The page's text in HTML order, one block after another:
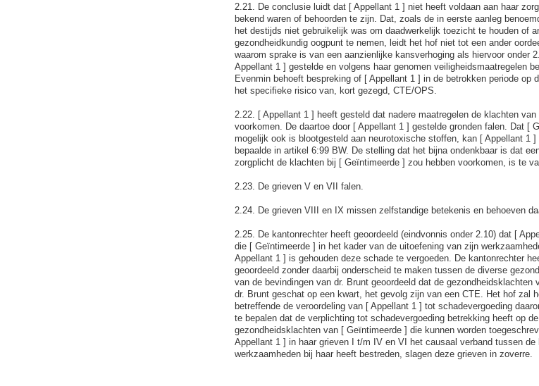
2.21. De conclusie luidt dat [ Appellant 1 ] niet heeft voldaan aan haar
bekend waren of behoorden te zijn. Dat, zoals de in eerste aanleg
het destijds niet gebruikelijk was om daadwerkelijk toezicht te houden of
gezondheidkundig oogpunt te nemen, leidt het hof niet tot een ander
waarom sprake is van een aanzienlijke kansverhoging als hiervoor onder
Appellant 1 ] gestelde en volgens haar genomen veiligheidsmaatregelen
Evenmin behoeft bespreking of [ Appellant 1 ] in de betrokken periode op
het specifieke risico van, kort gezegd, CTE/OPS.
2.22. [ Appellant 1 ] heeft gesteld dat nadere maatregelen de klachten
voorkomen. De daartoe door [ Appellant 1 ] gestelde gronden falen. Dat [
mogelijk ook is blootgesteld aan neurotoxische stoffen, kan [ Appellant 1
bepaalde in artikel 6:99 BW. De stelling dat het bijna ondenkbaar is dat
zorgplicht de klachten bij [ Geïntimeerde ] zou hebben voorkomen, is te
2.23. De grieven V en VII falen.
2.24. De grieven VIII en IX missen zelfstandige betekenis en behoeven
2.25. De kantonrechter heeft geoordeeld (eindvonnis onder 2.10) dat [
die [ Geïntimeerde ] in het kader van de uitoefening van zijn
Appellant 1 ] is gehouden deze schade te vergoeden. De kantonrechter
geoordeeld zonder daarbij onderscheid te maken tussen de diverse
van de bevindingen van dr. Brunt geoordeeld dat de
dr. Brunt geschat op een kwart, het gevolg zijn van een CTE. Het hof zal
betreffende de veroordeling van [ Appellant 1 ] tot schadevergoeding
te bepalen dat de verplichting tot schadevergoeding betrekking heeft op
gezondheidsklachten van [ Geïntimeerde ] die kunnen worden
Appellant 1 ] in haar grieven I t/m IV en VI het causaal verband tussen
werkzaamheden bij haar heeft bestreden, slagen deze grieven in zoverre.